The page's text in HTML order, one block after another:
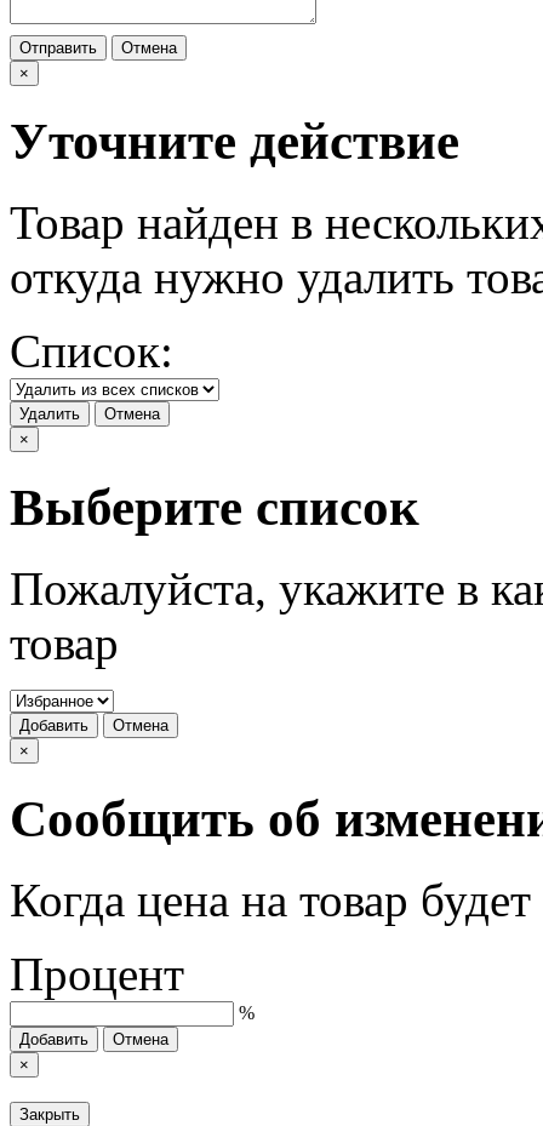
Отправить
Отмена
×
Уточните действие
Товар найден в
откуда нужно удалить
Список:
Удалить
Отмена
×
Выберите список
Пожалуйста, укажите в
товар
Добавить
Отмена
×
Сообщить об
Когда цена на товар
Процент
%
Добавить
Отмена
×
Закрыть